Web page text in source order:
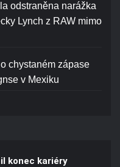
odstraněna narážka
Lynch z RAW mimo
chystaném zápase
v Mexiku
konec kariéry